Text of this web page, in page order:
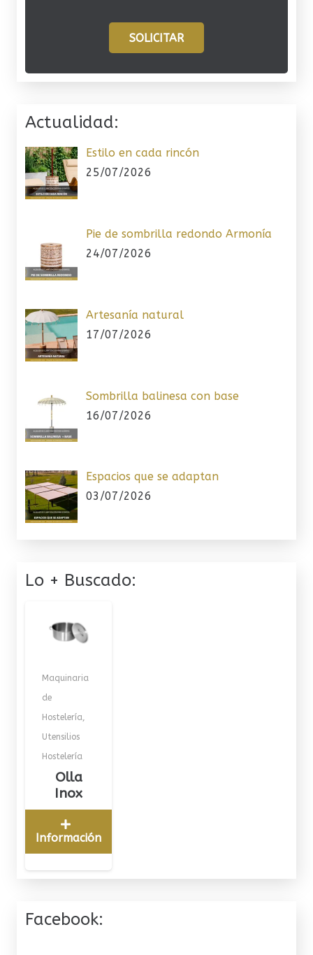
SOLICITAR
Actualidad:
Estilo en cada rincón
25/07/2026
Pie de sombrilla redondo Armonía
24/07/2026
Artesanía natural
17/07/2026
Sombrilla balinesa con base
16/07/2026
Espacios que se adaptan
03/07/2026
Lo + Buscado:
Maquinaria
de
Hostelería
Utensilios
Hostelería
Olla
Inox
Información
Facebook: